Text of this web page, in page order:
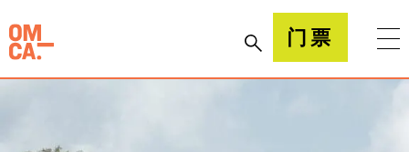
到
内
容
加州奥克兰博物馆(OMCA) 门票